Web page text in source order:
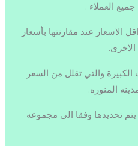
العملاء .
الاسعار عند مقارنتها بأسعار
والتي تقلل من السعر
المنوره.
يتم تحديدها وفقا الى مجموعه